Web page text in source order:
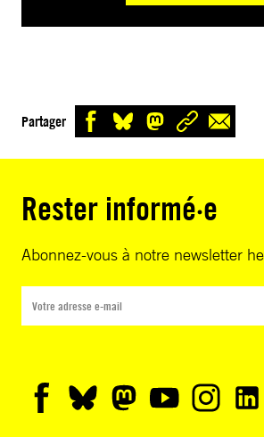
Partager
Rester informé·e
Abonnez-vous à notre newsletter